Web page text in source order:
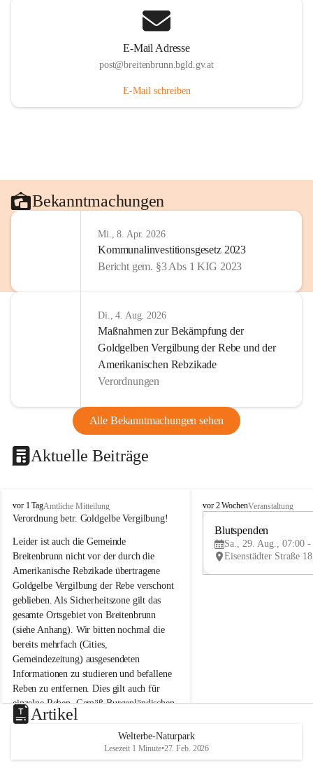
E-Mail Adresse
post@breitenbrunn.bgld.gv.at
E-Mail schreiben
Bekanntmachungen
Mi., 8. Apr. 2026
Kommunalinvestitionsgesetz 2023
Bericht gem. §3 Abs 1 KIG 2023
Di., 4. Aug. 2026
Maßnahmen zur Bekämpfung der
Goldgelben Vergilbung der Rebe und der
Amerikanischen Rebzikade
Verordnungen
Alle Bekanntmachungen sehen
Aktuelle Beiträge
B
r
i
t
e
n
b
r
u
n
n
a
m
N
e
u
s
d
vor 1 TagAmtliche Mitteilung
Verordnung betr. Goldgelbe Vergilbung!
Leider ist auch die Gemeinde
Breitenbrunn nicht vor der durch die
Amerikanische Rebzikade übertragene
Goldgelbe Vergilbung der Rebe verschont
geblieben. Als Sicherheitszone gilt das
gesamte Ortsgebiet von Breitenbrunn
(siehe Anhang). Wir bitten nochmal die
bereits mehrfach (Cities,
Gemeindezeitung) ausgesendeten
Informationen zu studieren und befallene
Reben zu entfernen. Dies gilt auch für
einzelne Reben. Gemäß Burgenländischen
Weinbaugesetz sind nicht gepflegte oder
unzulässige Weingärten zu roden! Bitte
helfen wir zusammen um unsere Winzer
vor den prognostizierten Ernteausfällen
B
e
u
e
d
vor 2 WochenVeranstaltung
Blutspenden
Sa., 29. Aug., 07:00 -
Artikel
Welterbe-Naturpark
Lesezeit 1 Minute•27. Feb. 2026